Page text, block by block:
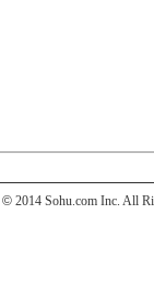
© 2014 Sohu.com Inc. All